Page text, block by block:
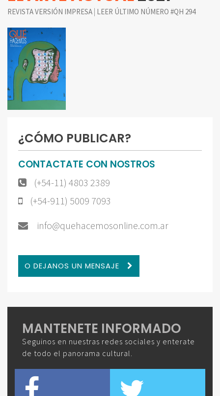
REVISTA VERSIÓN IMPRESA | LEER ÚLTIMO NÚMERO #QH 294
¿CÓMO PUBLICAR?
CONTACTATE CON NOSTROS
(+54-11) 4803 2389
(+54-911) 5009 7093
info@quehacemosonline.com.ar
O DEJANOS UN MENSAJE
MANTENETE INFORMADO
Seguinos en nuestras redes sociales y enterate
de todo el panorama cultural.